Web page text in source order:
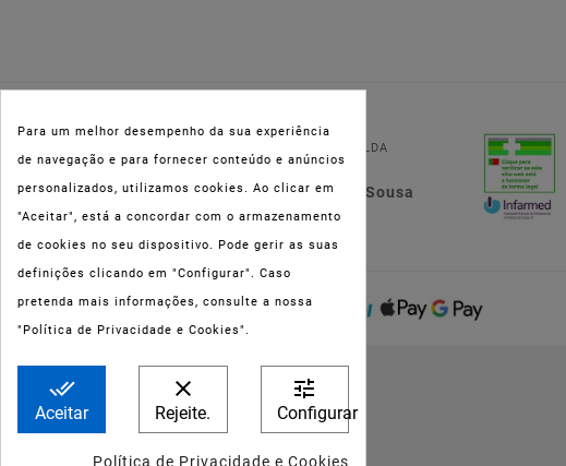
FARMAOLI, Soc. Unip. LDA
Dir. Técnica: Lígia de Sousa
Teixeira
Para um melhor desempenho da sua experiência
de navegação e para fornecer conteúdo e anúncios
personalizados, utilizamos cookies. Ao clicar em
"Aceitar", está a concordar com o armazenamento
de cookies no seu dispositivo. Pode gerir as suas
definições clicando em "Configurar". Caso
pretenda mais informações, consulte a nossa
"Política de Privacidade e Cookies".
done_all
Aceitar
clear
Rejeite.
tune
Configurar
Política de Privacidade e Cookies